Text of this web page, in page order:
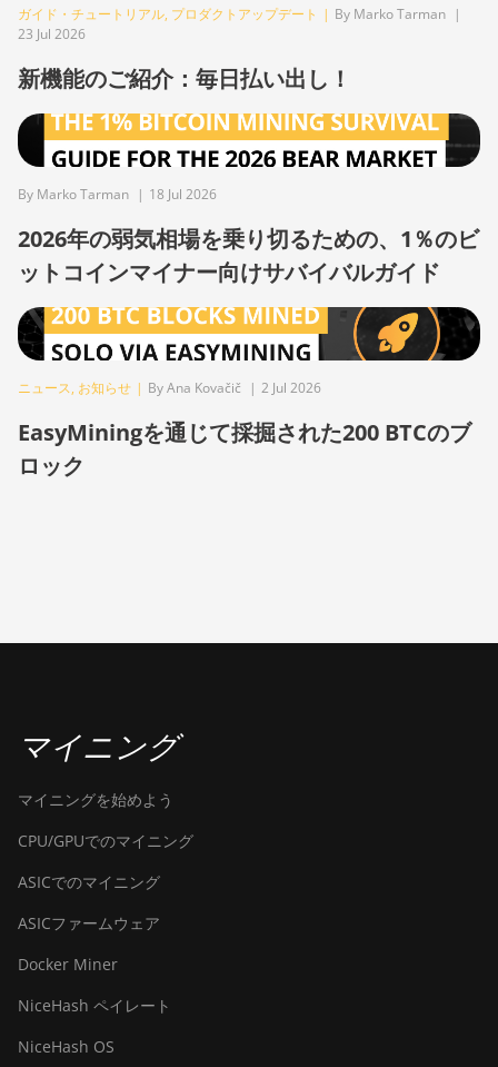
S21 (200Th)
S21 Hyd. (335Th)
BITMAIN AntMiner
S21 Immersion
(301Th)
BITMAIN AntMiner
S21 Pro
BITMAIN AntMiner
BITMAIN AntMiner
S21 XP Hyd (473Th)
BITMAIN AntMiner
S21 XP Immersion
(300Th)
BITMAIN AntMiner
(430Th)
BITMAIN AntMiner
S21e XP Hyd 3U
(860Th)
BITMAIN AntMiner
(495Th/s)
BITMAIN AntMiner
S9 SE
ガイド・チュートリアル, プロダクトアップデート | By Marko Tarman |
23 Jul 2026
新機能のご紹介：毎日払い出し！
By Marko Tarman | 18 Jul 2026
2026年の弱気相場を乗り切るための、1％のビ
ットコインマイナー向けサバイバルガイド
ニュース, お知らせ | By Ana Kovačič | 2 Jul 2026
EasyMiningを通じて採掘された200 BTCのブ
ロック
マイニング
マイニングを始めよう
CPU/GPUでのマイニング
ASICでのマイニング
ASICファームウェア
Docker Miner
NiceHash ペイレート
NiceHash OS